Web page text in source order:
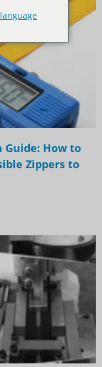
How to
Zippers to